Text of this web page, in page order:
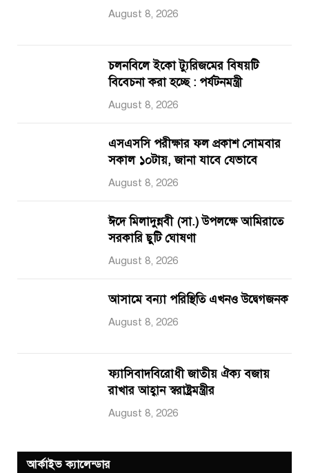
August 8, 2026
চলনবিলে ইকো ট্যুরিজমের বিষয়টি
বিবেচনা করা হচ্ছে : পর্যটনমন্ত্রী
August 8, 2026
এসএসসি পরীক্ষার ফল প্রকাশ সোমবার
সকাল ১০টায়, জানা যাবে যেভাবে
August 8, 2026
ঈদে মিলাদুন্নবী (সা.) উপলক্ষে আমিরাতে
সরকারি ছুটি ঘোষণা
August 8, 2026
আসামে বন্যা পরিস্থিতি এখনও উদ্বেগজনক
August 8, 2026
ফ্যাসিবাদবিরোধী জাতীয় ঐক্য বজায়
রাখার আহ্বান স্বরাষ্ট্রমন্ত্রীর
August 8, 2026
আর্কাইভ ক্যালেন্ডার